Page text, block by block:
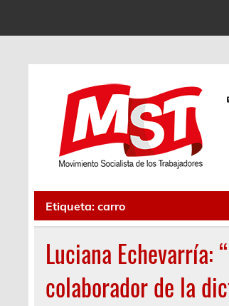
Etiqueta:carro
Luciana Echevarría:
colaborador de la